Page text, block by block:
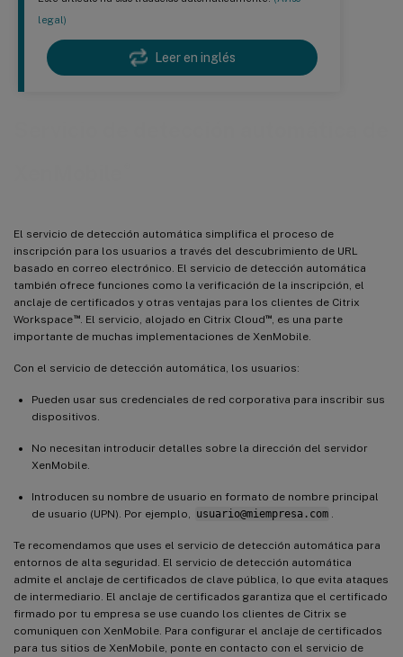
legal)
Leer en inglés
El servicio de detección automática simplifica el proceso de
inscripción para los usuarios a través del descubrimiento de URL
basado en correo electrónico. El servicio de detección automática
también ofrece funciones como la verificación de la inscripción, el
anclaje de certificados y otras ventajas para los clientes de Citrix
Workspace™. El servicio, alojado en Citrix Cloud™
, es una parte
importante de muchas implementaciones de XenMobile.
Con el servicio de detección automática, los usuarios:
Pueden usar sus credenciales de red corporativa para inscribir sus
dispositivos.
No necesitan introducir detalles sobre la dirección del servidor
XenMobile.
Introducen su nombre de usuario en formato de nombre principal
de usuario (UPN). Por ejemplo,
usuario@miempresa.com
Te recomendamos que uses el servicio de detección automática para
entornos de alta seguridad. El servicio de detección automática
admite el anclaje de certificados de clave pública, lo que evita ataques
de intermediario. El anclaje de certificados garantiza que el certificado
firmado por tu empresa se use cuando los clientes de Citrix se
comuniquen con XenMobile. Para configurar el anclaje de certificados
para tus sitios de XenMobile, ponte en contacto con el servicio de